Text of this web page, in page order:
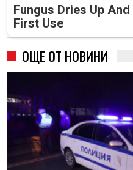
Fungus Dries Up
First Use
ОЩЕ ОТ НОВИНИ